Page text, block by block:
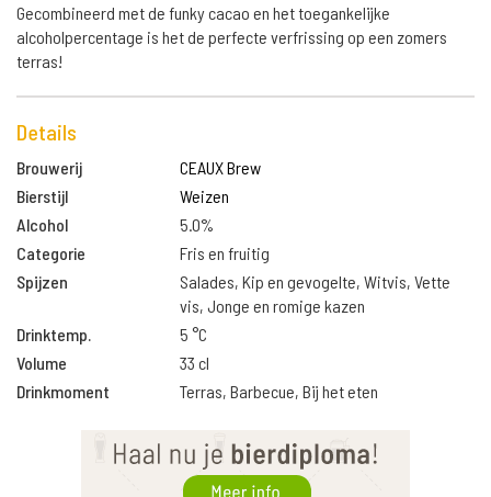
Gecombineerd met de funky cacao en het toegankelijke
alcoholpercentage is het de perfecte verfrissing op een zomers
terras!
Details
Brouwerij
CEAUX Brew
Bierstijl
Weizen
Alcohol
5.0%
Categorie
Fris en fruitig
Spijzen
Salades, Kip en gevogelte, Witvis, Vette
vis, Jonge en romige kazen
Drinktemp.
5 °C
Volume
33 cl
Drinkmoment
Terras, Barbecue, Bij het eten